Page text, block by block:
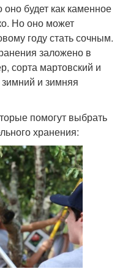
оно будет как каменное
Но оно может
году стать сочным.
заложено в
сорта мартовский и
зимний и зимняя
помогут выбрать
хранения: